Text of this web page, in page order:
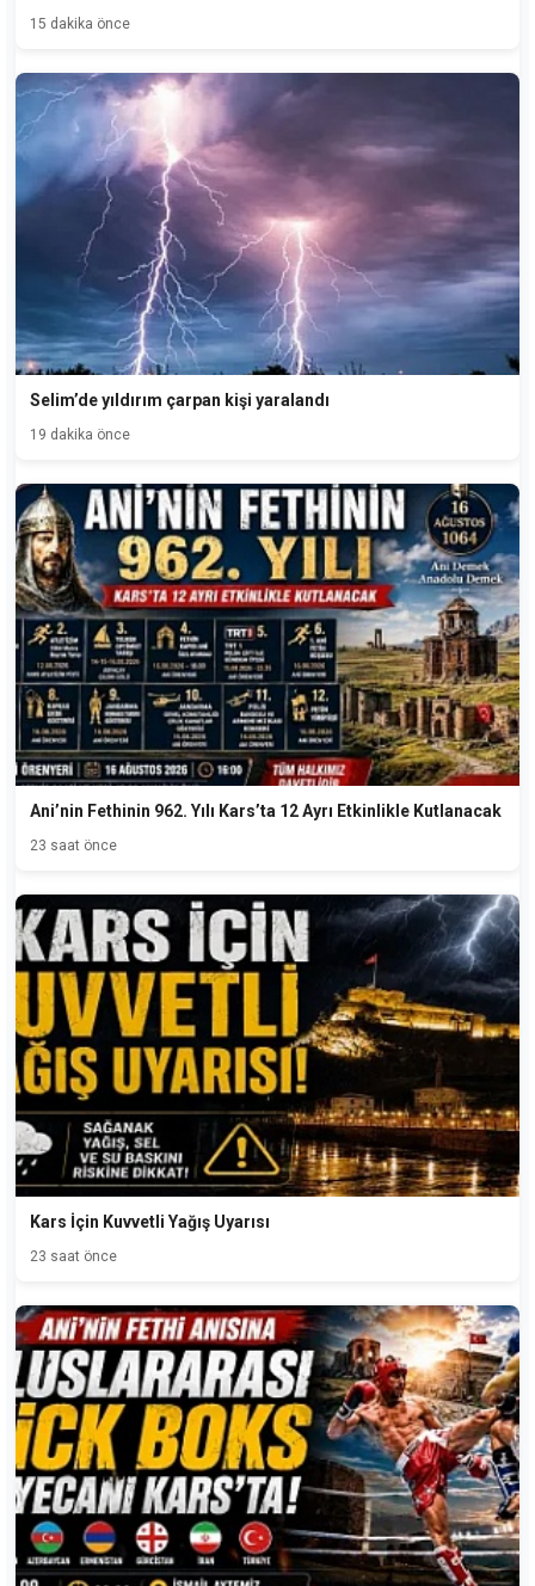
15 dakika önce
Selim’de yıldırım çarpan kişi yaralandı
19 dakika önce
Ani’nin Fethinin 962. Yılı Kars’ta 12 Ayrı Etkinlikle Kutlanacak
23 saat önce
Kars İçin Kuvvetli Yağış Uyarısı
23 saat önce